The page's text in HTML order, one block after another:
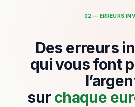
02 — ERREURS
Des erreurs
qui vous font
sur chaque